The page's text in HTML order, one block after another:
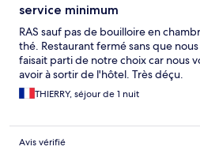
service minimum
RAS sauf pas de bouilloire en
thé. Restaurant fermé sans que
faisait parti de notre choix car nous
avoir à sortir de l'hôtel. Très déçu.
THIERRY, séjour de 1 nuit
Avis vérifié